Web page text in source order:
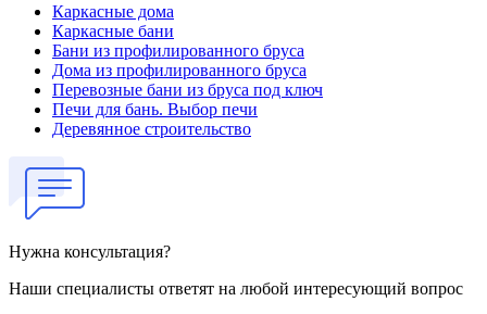
Каркасные дома
Каркасные бани
Бани из профилированного бруса
Дома из профилированного бруса
Перевозные бани из бруса под ключ
Печи для бань. Выбор печи
Деревянное строительство
Нужна консультация?
Наши специалисты ответят на любой интересующий вопрос